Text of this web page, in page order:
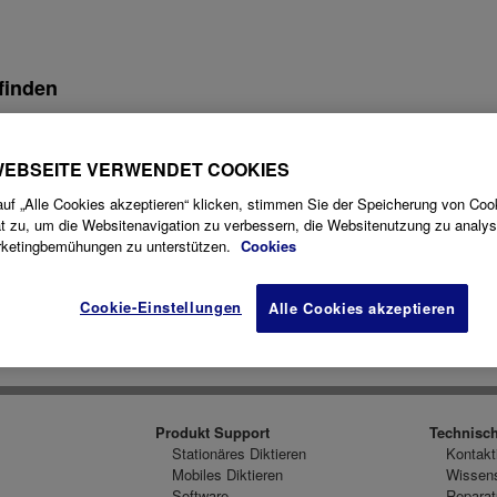
Partner für medizinische, juristische, finanzielle,
an Ihre individuellen Bedürfnisse angepasst werden
Finde einen Händler
Produkt Support
Stationäres Diktieren
Mobiles Diktieren
VERWENDET COOKIES
„Alle Cookies akzeptieren“ klicken, stimmen Sie der Speicherung von
zu, um die Websitenavigation zu verbessern, die Websitenutzung zu
zu unterstützen. Cookies
Cookie-Einstellungen Alle Cookies akzeptieren